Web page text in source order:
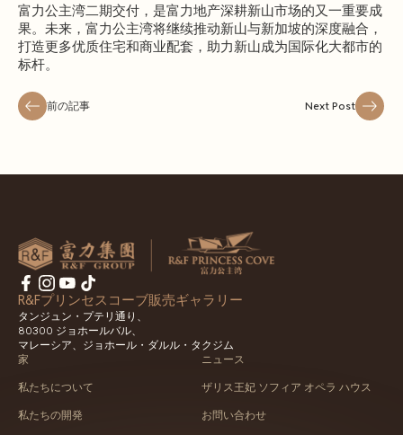
富力公主湾二期交付，是富力地产深耕新山市场的又一重要成
果。未来，富力公主湾将继续推动新山与新加坡的深度融合，
打造更多优质住宅和商业配套，助力新山成为国际化大都市的
标杆。
前の記事 Next Post
R&Fプリンセスコーブ販売ギャラリー
タンジュン・プテリ通り、
80300 ジョホールバル、
マレーシア、ジョホール・ダルル・タクジム
家
私たちについて
私たちの開発
ニュース
ザリス王妃 ソフィア オペラ ハウス
お問い合わせ